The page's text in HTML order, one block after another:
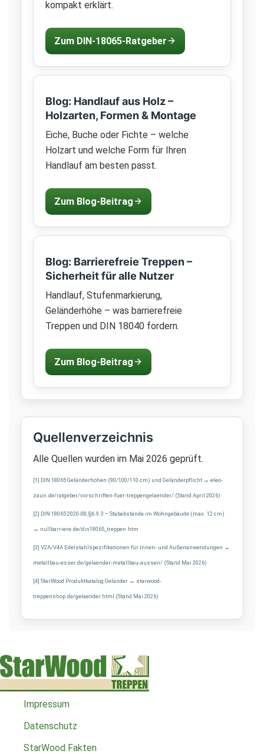
kompakt erklärt.
Zum DIN-18065-Ratgeber
Blog: Handlauf aus Holz –
Holzarten, Formen & Montage
Eiche, Buche oder Fichte – welche
Holzart und welche Form für Ihren
Handlauf am besten passt.
Zum Blog-Beitrag
Blog: Barrierefreie Treppen –
Sicherheit für alle Nutzer
Handlauf, Stufenmarkierung,
Geländerhöhe – was barrierefreie
Treppen und DIN 18040 fordern.
Zum Blog-Beitrag
Quellenverzeichnis
Alle Quellen wurden im Mai 2026 geprüft.
[1] DIN 18065 Geländerhöhen (90/100/110 cm) und Geländerpflicht → eleo-
zaun.de/ratgeber/vorschriften-fuer-treppengelaender/ (Stand April 2026)
[2] DIN 18065:2020-08, §6.9.3 – Stababstände im Wohngebäude (max. 12 cm)
→ nullbarriere.de/din18065_treppen.htm
[3] V2A/V4A Edelstahlspezifikationen für Innen- und Außenanwendungen →
metallbau-esser.de/gelaender-metallbau-aussen/ (Stand Mai 2026)
[4] StarWood Produktkatalog Geländer → starwood-
treppenshop.de/gelaender.html (Stand Mai 2026)
Impressum
Datenschutz
StarWood Fakten